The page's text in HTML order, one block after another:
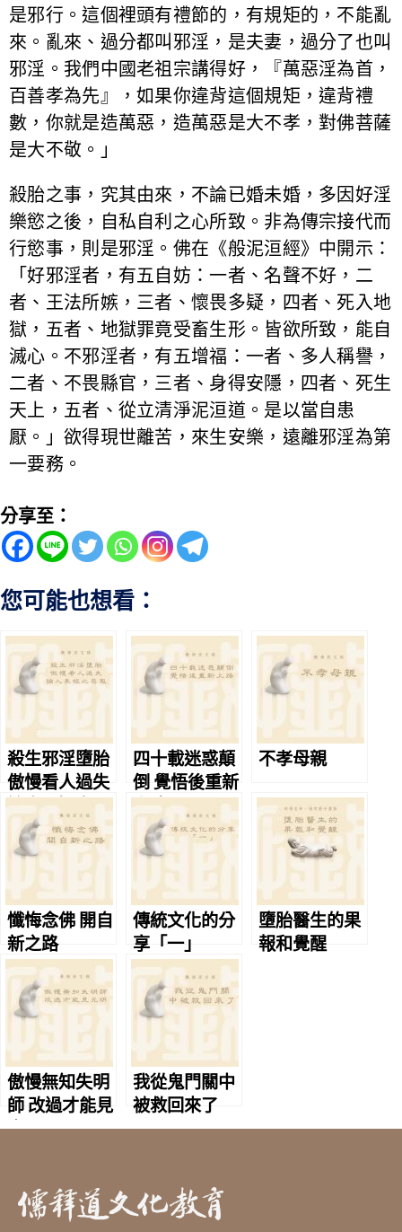
是邪行。這個裡頭有禮節的，有規矩的，不能亂
來。亂來、過分都叫邪淫，是夫妻，過分了也叫
邪淫。我們中國老祖宗講得好，『萬惡淫為首，
百善孝為先』，如果你違背這個規矩，違背禮
數，你就是造萬惡，造萬惡是大不孝，對佛菩薩
是大不敬。」
殺胎之事，究其由來，不論已婚未婚，多因好淫
樂慾之後，自私自利之心所致。非為傳宗接代而
行慾事，則是邪淫。佛在《般泥洹經》中開示：
「好邪淫者，有五自妨：一者、名聲不好，二
者、王法所嫉，三者、懷畏多疑，四者、死入地
獄，五者、地獄罪竟受畜生形。皆欲所致，能自
滅心。不邪淫者，有五增福：一者、多人稱譽，
二者、不畏縣官，三者、身得安隱，四者、死生
天上，五者、從立清淨泥洹道。是以當自患
厭。」欲得現世離苦，來生安樂，遠離邪淫為第
一要務。
分享至：
您可能也想看：
殺生邪淫墮胎
傲慢看人過失
論人長短之惡
報
四十載迷惑顛
倒 覺悟後重新
上路
不孝母親
懺悔念佛 開自
新之路
傳統文化的分
享「一」
墮胎醫生的果
報和覺醒
傲慢無知失明
師 改過才能見
光明
我從鬼門關中
被救回來了